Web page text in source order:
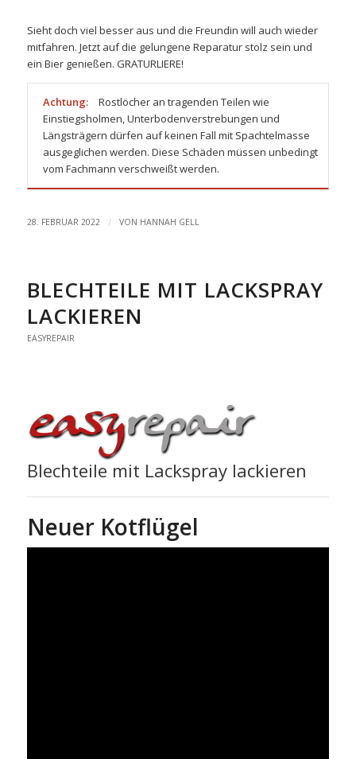
Sieht doch viel besser aus und die Freundin will auch wieder
mitfahren. Jetzt auf die gelungene Reparatur stolz sein und
ein Bier genießen. GRATURLIERE!
Achtung:
Rostlöcher an tragenden Teilen wie
Einstiegsholmen, Unterbodenverstrebungen und
Längsträgern dürfen auf keinen Fall mit Spachtelmasse
ausgeglichen werden. Diese Schäden müssen unbedingt
vom Fachmann verschweißt werden.
28. FEBRUAR 2022 / VON HANNAH GELL
BLECHTEILE MIT LACKSPRAY
LACKIEREN
EASYREPAIR
Blechteile mit Lackspray lackieren
Neuer Kotflügel